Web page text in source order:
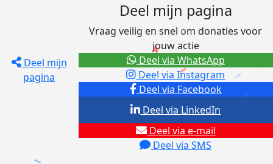
Deel mijn
pagina
Deel mijn pagina
Vraag veilig en snel om donaties voor
jouw actie
Deel via Facebook
Deel via Instagram
Deel via e-mail
Deel via SMS
Deel via LinkedIn
Deel via WhatsApp